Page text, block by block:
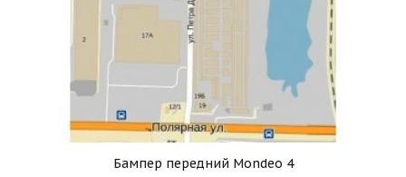
Бампер передний Mondeo 4